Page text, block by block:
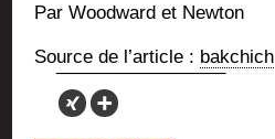
Par Wood­ward et Newton
Source de l’ar­ticle : bak­chich